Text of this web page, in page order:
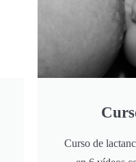
Curso de